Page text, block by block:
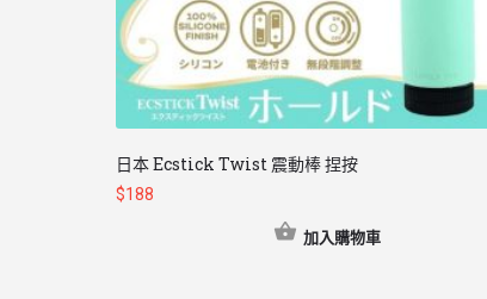
日本 Ecstick Twist 震動棒 捏按
$188
加入購物車